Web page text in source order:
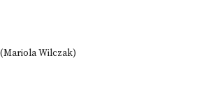
Wilczak)